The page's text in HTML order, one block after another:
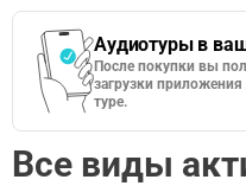
Аудиотуры в
После покупки вы
загрузки
туре.
Все виды